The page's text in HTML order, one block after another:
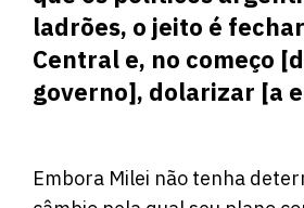
ladrões, o jeito é
Central e, no começo
governo], dolarizar [a
Embora Milei não tenha